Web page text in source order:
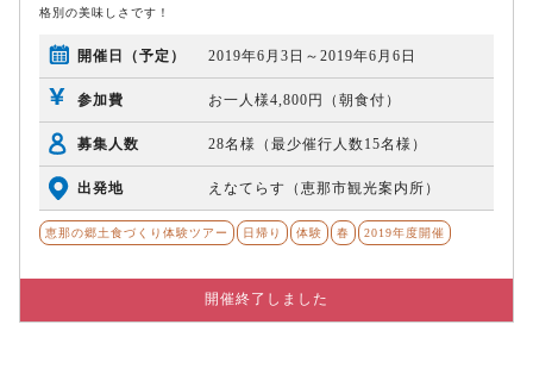
格別の美味しさです！
開催日（予定） 2019年6月3日～2019年6月6日
参加費 お一人様4,800円（朝食付）
募集人数 28名様（最少催行人数15名様）
出発地 えなてらす（恵那市観光案内所）
恵那の郷土食づくり体験ツアー 日帰り 体験 春 2019年度開催
開催終了しました